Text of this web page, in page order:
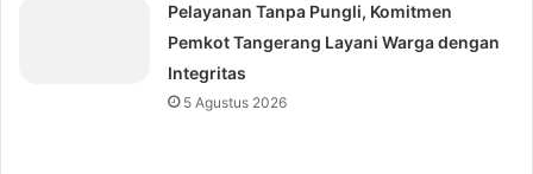
Pelayanan Tanpa Pungli, Komitmen
Pemkot Tangerang Layani Warga dengan
Integritas
5 Agustus 2026